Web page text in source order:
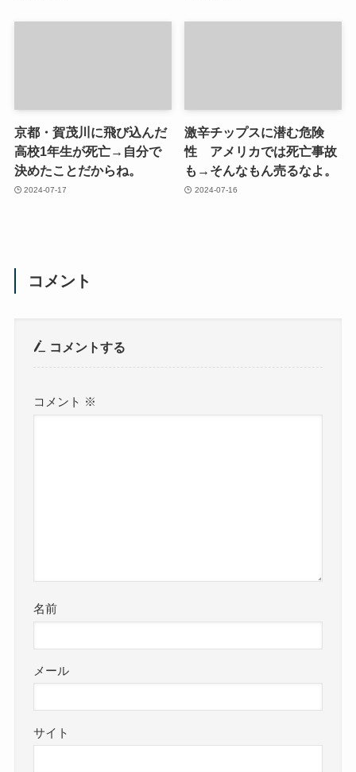
京都・賀茂川に飛び込んだ
高校1年生が死亡→自分で
決めたことだからね。
2024-07-17
激辛チップスに潜む危険
性 アメリカでは死亡事故
も→そんなもん売るなよ。
2024-07-16
コメント
コメントする
コメント ※
名前
メール
サイト